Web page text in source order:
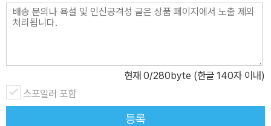
이다. 즉, 닫힌 사회는 망하고 열린 사회만 영원하다는 뜻이다. 미래를
사유했던 백남준이나 들뢰즈가 21세기의 사상을 유라시아-알타이 문
화적 뿌리를 지닌 몽골 지역은 과거에도 그렇고 현재는 물론 미래에
도 매우 중요하다. 그러나 이 지역의 가치가 높아질수록 이 지역에 대
한 한국의 체계적인 진출 전략 수립이 필요하며, 그 기본은 국가정체
성을 바탕으로 한 인문학적.경제학적 통합접근법이어야 한다. 이러한
현재 0/280byte (한글 140자 이내)
스포일러 포함
등록